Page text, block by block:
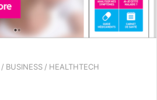
/ BUSINESS / HEALTHTECH